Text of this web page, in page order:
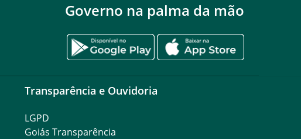
Governo na palma da mão
Transparência e Ouvidoria
LGPD
Goiás Transparência